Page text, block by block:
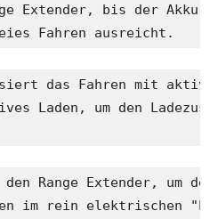
Extender, bis der Akku-
Fahren ausreicht.
das Fahren mit
Laden, um den
Range Extender, um
im rein elektrischen "EV